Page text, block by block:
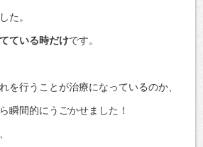
た。
ている時だけです。
を行うことが治療になっているのか、
瞬間的にうごかせました！